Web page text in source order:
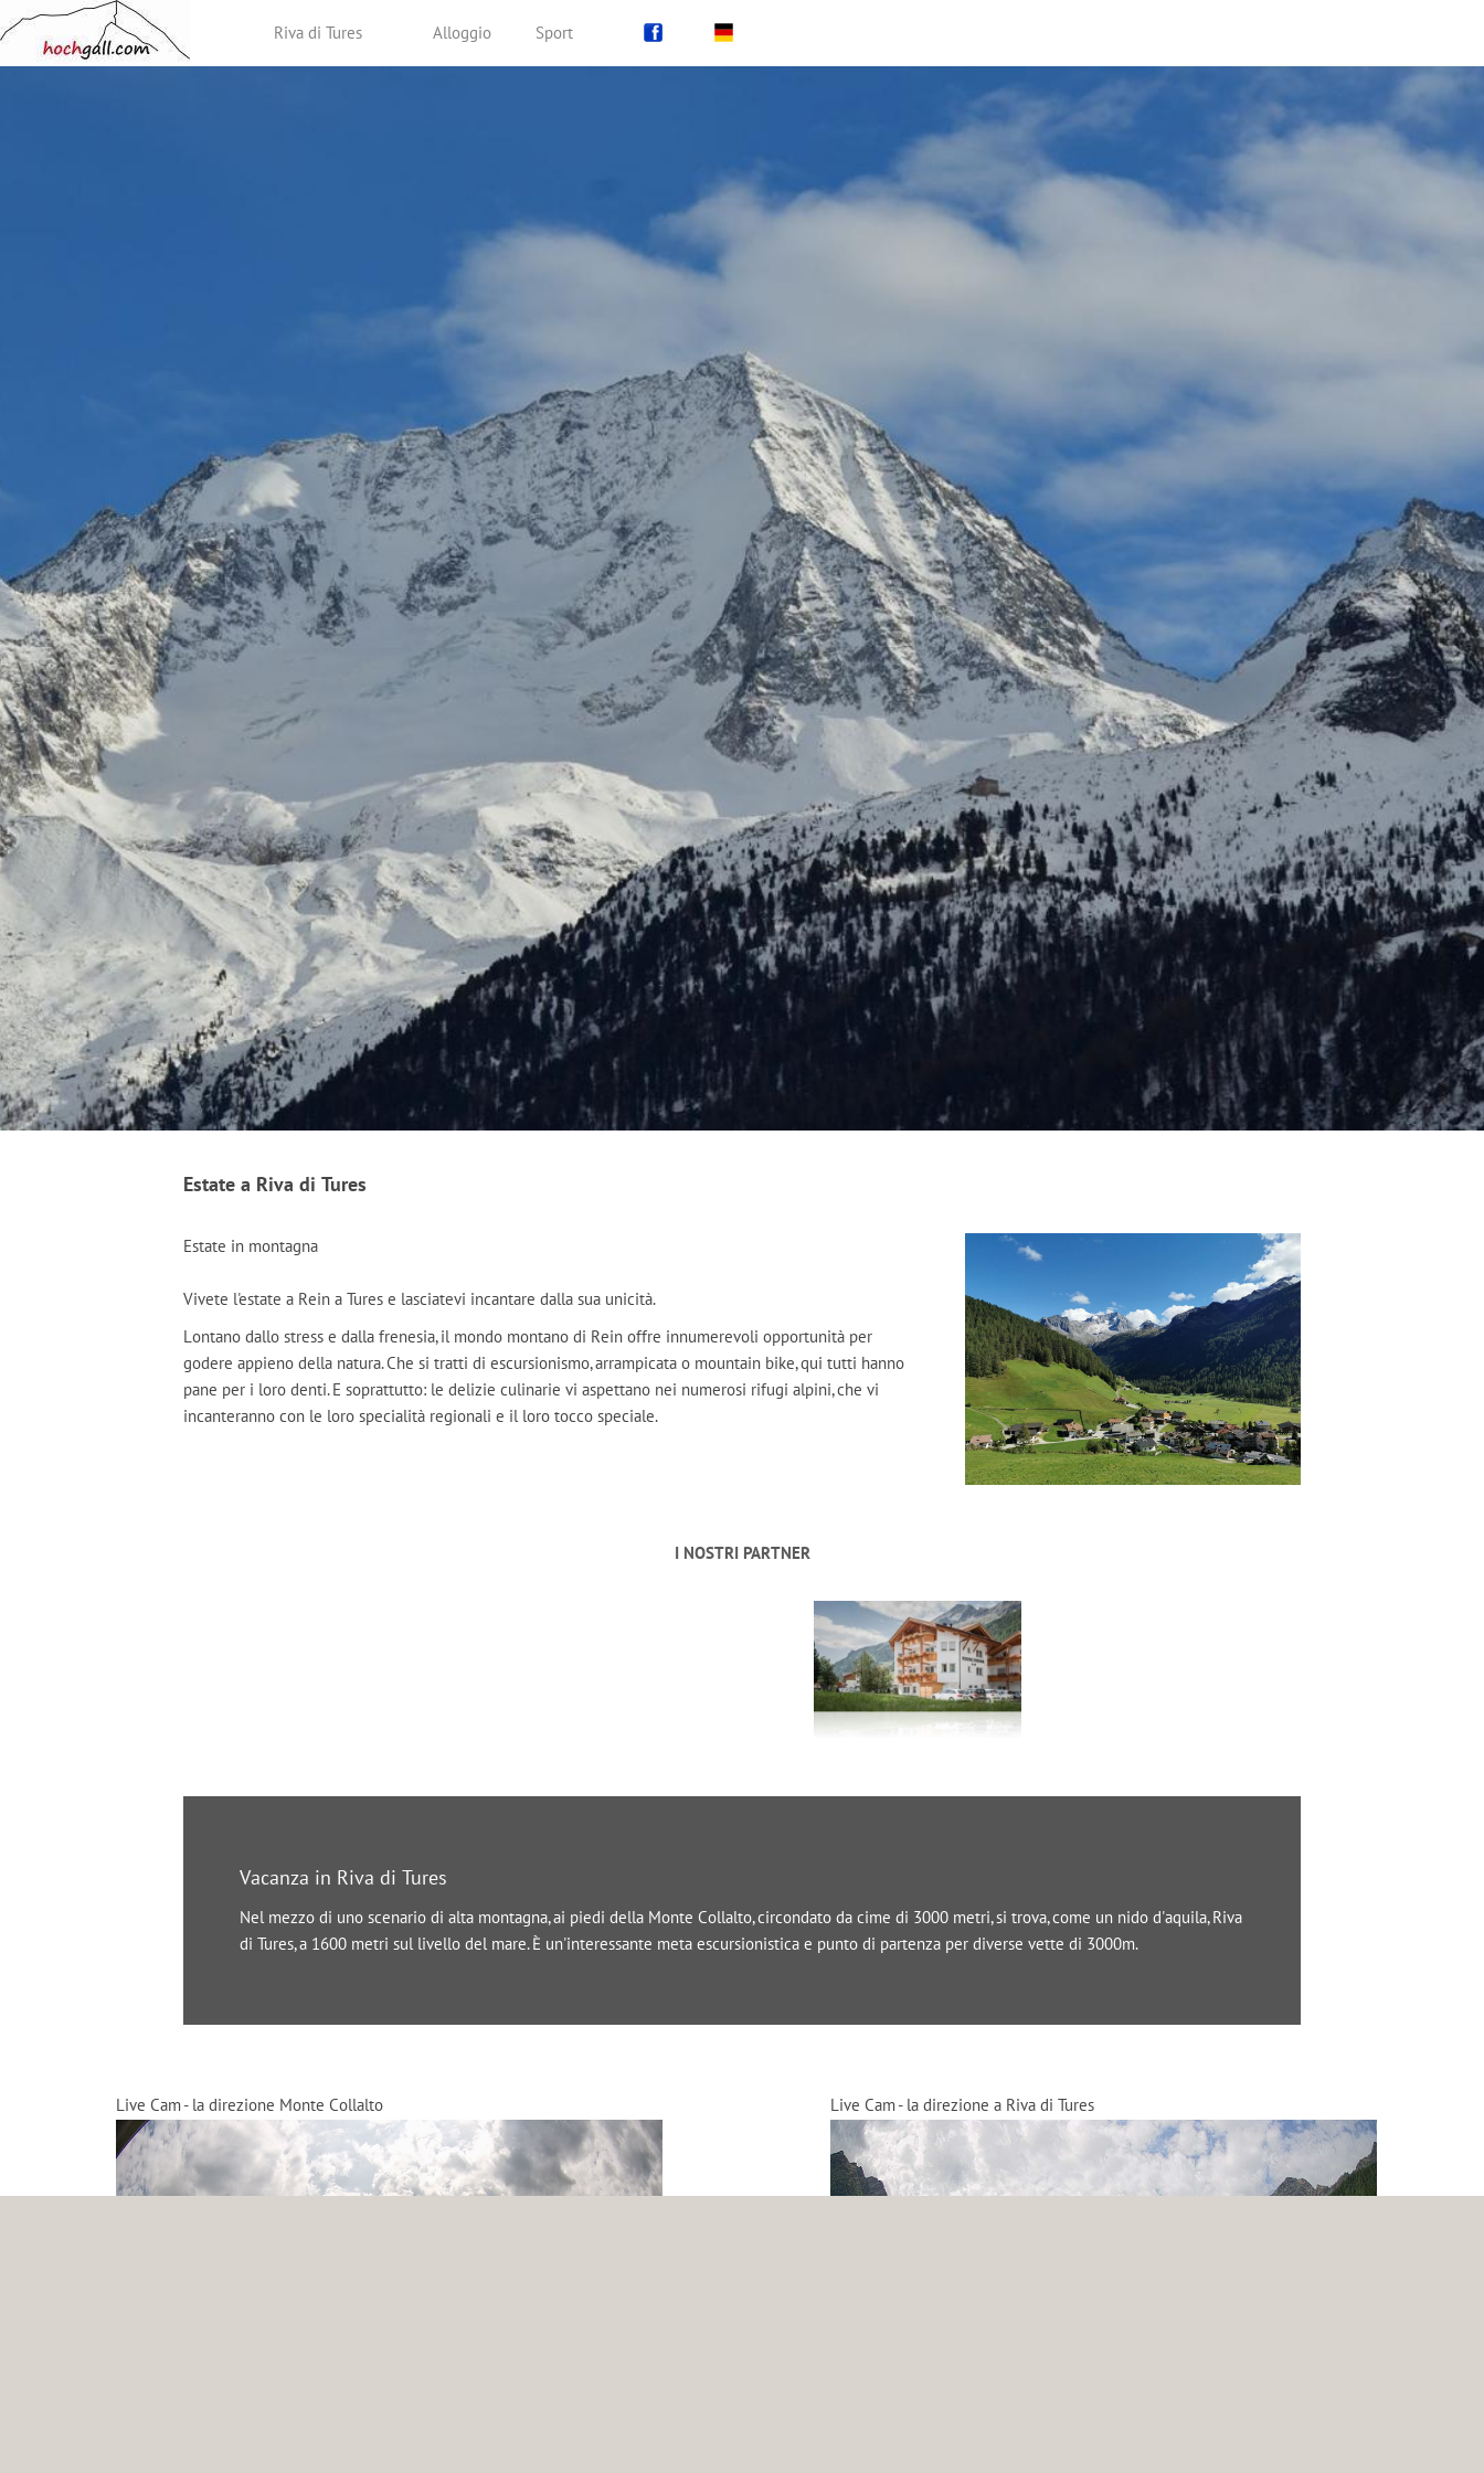
Riva di Tures Alloggio Sport
Estate a Riva di Tures
Estate in montagna
Vivete l'estate a Rein a Tures e lasciatevi incantare dalla sua unicità.
Lontano dallo stress e dalla frenesia, il mondo montano di Rein offre innumerevoli opportunità per
godere appieno della natura. Che si tratti di escursionismo, arrampicata o mountain bike, qui tutti hanno
pane per i loro denti. E soprattutto: le delizie culinarie vi aspettano nei numerosi rifugi alpini, che vi
incanteranno con le loro specialità regionali e il loro tocco speciale.
I NOSTRI PARTNER
Vacanza in Riva di Tures
Nel mezzo di uno scenario di alta montagna, ai piedi della Monte Collalto, circondato da cime di 3000 metri, si trova, come un nido d'aquila, Riva
di Tures, a 1600 metri sul livello del mare. È un'interessante meta escursionistica e punto di partenza per diverse vette di 3000m.
Live Cam - la direzione Monte Collalto Live Cam - la direzione a Riva di Tures